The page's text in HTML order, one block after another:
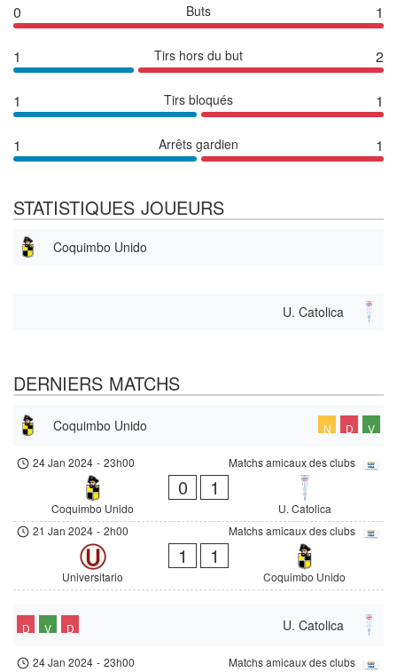
0 Buts 1
1 Tirs hors du but 2
1 Tirs bloqués 1
1 Arrêts gardien 1
STATISTIQUES JOUEURS
Coquimbo Unido
U. Catolica
DERNIERS MATCHS
Coquimbo Unido N D V
Matchs amicaux des clubs
24 Jan 2024 - 23h00
Coquimbo Unido
0 1
U. Catolica
Matchs amicaux des clubs
21 Jan 2024 - 2h00
Universitario
1 1
Coquimbo Unido
U. Catolica
D V D
Matchs amicaux des clubs
24 Jan 2024 - 23h00